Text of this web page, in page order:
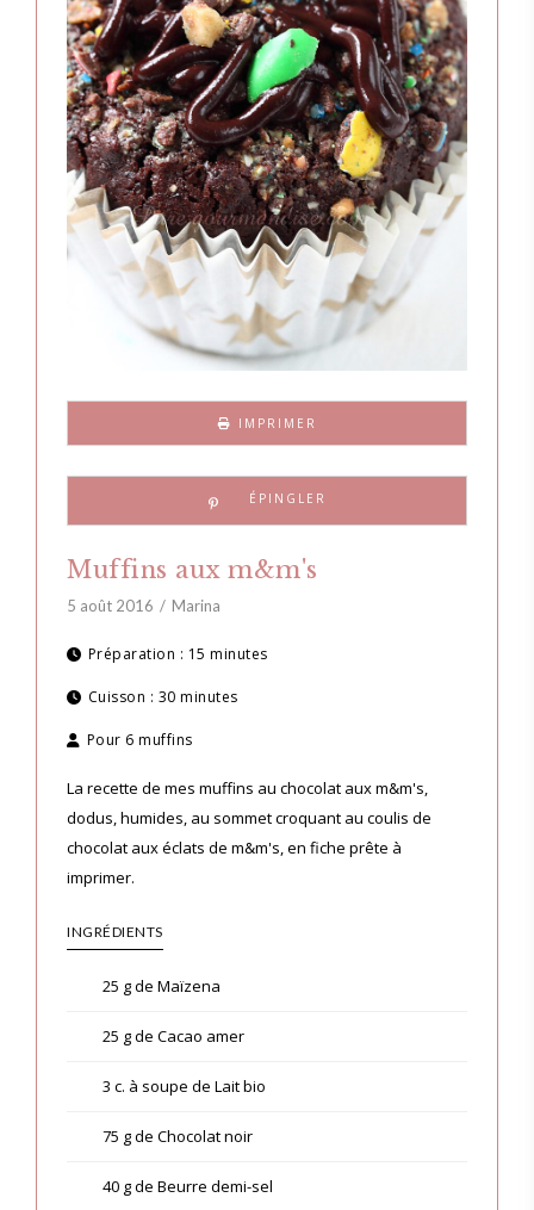
IMPRIMER
Muffins aux m&m's
5 août 2016 Marina
Préparation : 15 minutes
Cuisson : 30 minutes
Pour 6 muffins
La recette de mes muffins au chocolat aux m&m's,
dodus, humides, au sommet croquant au coulis de
chocolat aux éclats de m&m's, en fiche prête à
imprimer.
INGRÉDIENTS
25 g de Maïzena
25 g de Cacao amer
3 c. à soupe de Lait bio
75 g de Chocolat noir
40 g de Beurre demi-sel